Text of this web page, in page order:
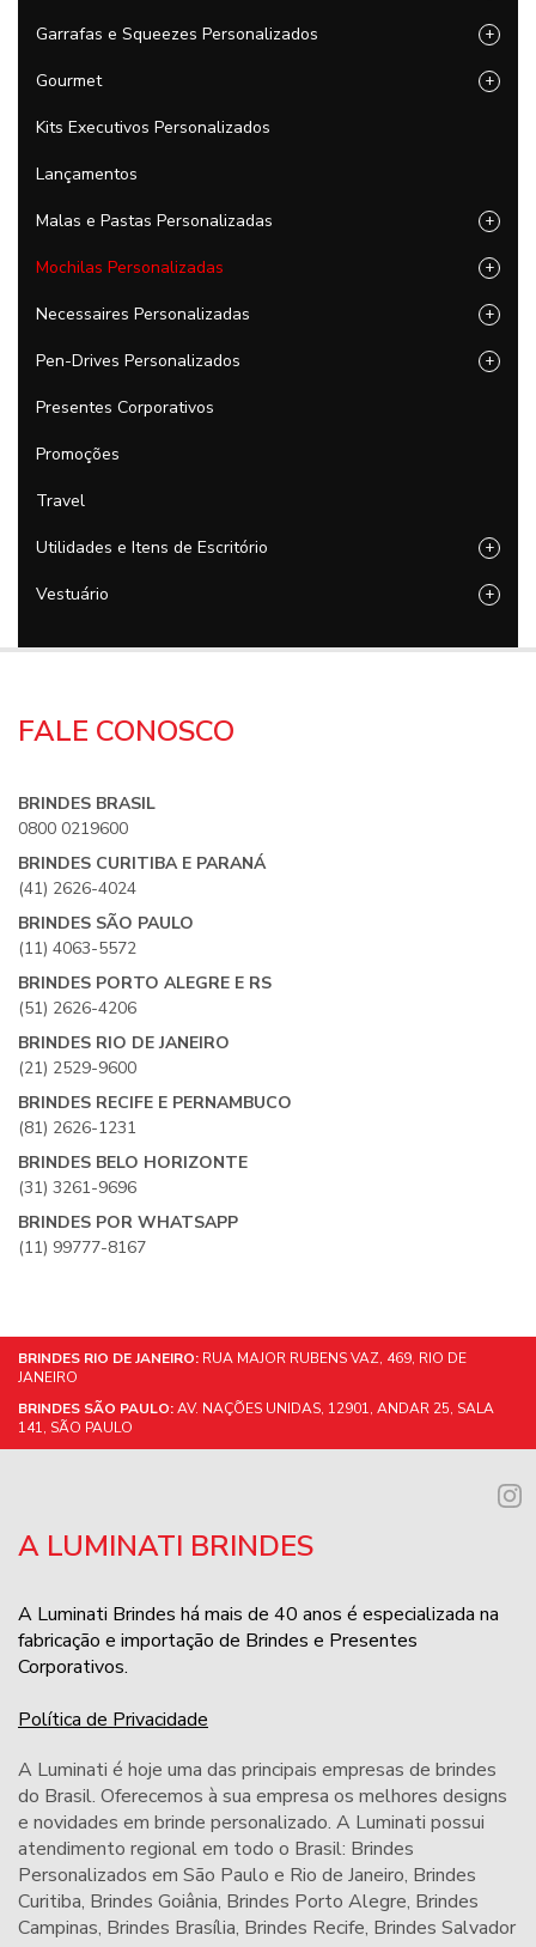
Garrafas e Squeezes Personalizados +
Gourmet +
Kits Executivos Personalizados
Lançamentos
Malas e Pastas Personalizadas +
Mochilas Personalizadas +
Necessaires Personalizadas +
Pen-Drives Personalizados +
Presentes Corporativos
Promoções
Travel
Utilidades e Itens de Escritório +
Vestuário +
FALE CONOSCO
BRINDES BRASIL
0800 0219600
BRINDES CURITIBA E PARANÁ
(41) 2626-4024
BRINDES SÃO PAULO
(11) 4063-5572
BRINDES PORTO ALEGRE E RS
(51) 2626-4206
BRINDES RIO DE JANEIRO
(21) 2529-9600
BRINDES RECIFE E PERNAMBUCO
(81) 2626-1231
BRINDES BELO HORIZONTE
(31) 3261-9696
BRINDES POR WHATSAPP
(11) 99777-8167
BRINDES RIO DE JANEIRO: RUA MAJOR RUBENS VAZ, 469, RIO DE
JANEIRO
BRINDES SÃO PAULO:AV. NAÇÕES UNIDAS, 12901, ANDAR 25, SALA
141, SÃO PAULO
A LUMINATI BRINDES
A Luminati Brindes há mais de 40 anos é especializada na
fabricação e importação de Brindes e Presentes
Corporativos.
Política de Privacidade
A Luminati é hoje uma das principais empresas de brindes
do Brasil. Oferecemos à sua empresa os melhores designs
e novidades em brinde personalizado. A Luminati possui
atendimento regional em todo o Brasil: Brindes
Personalizados em São Paulo e Rio de Janeiro, Brindes
Curitiba, Brindes Goiânia, Brindes Porto Alegre, Brindes
Campinas, Brindes Brasília, Brindes Recife, Brindes Salvador